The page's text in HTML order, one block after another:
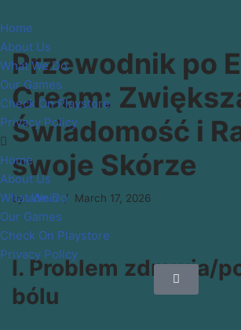
Skip
to
content
Home
About Us
What We Do
Our Games
Check On Playstore
Privacy Policy
Home
About Us
What We Do
Our Games
Check On Playstore
Privacy Policy
Przewodnik po
Cream:
Świadomość i
swoje Skórze
byadmin March 17, 2026
I. Problem zdrowia/
bólu